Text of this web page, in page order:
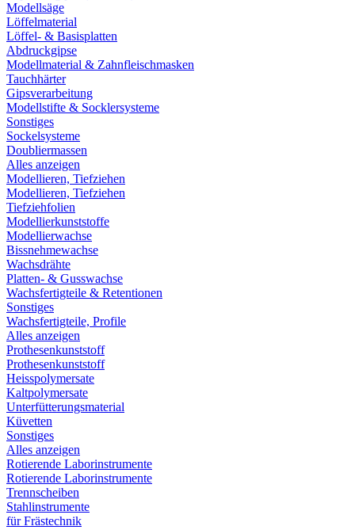
Modellsäge
Löffelmaterial
Löffel- & Basisplatten
Abdruckgipse
Modellmaterial & Zahnfleischmasken
Tauchhärter
Gipsverarbeitung
Modellstifte & Socklersysteme
Sonstiges
Sockelsysteme
Doubliermassen
Alles anzeigen
Modellieren, Tiefziehen
Modellieren, Tiefziehen
Tiefziehfolien
Modellierkunststoffe
Modellierwachse
Bissnehmewachse
Wachsdrähte
Platten- & Gusswachse
Wachsfertigteile & Retentionen
Sonstiges
Wachsfertigteile, Profile
Alles anzeigen
Prothesenkunststoff
Prothesenkunststoff
Heisspolymersate
Kaltpolymersate
Unterfütterungsmaterial
Küvetten
Sonstiges
Alles anzeigen
Rotierende Laborinstrumente
Rotierende Laborinstrumente
Trennscheiben
Stahlinstrumente
für Frästechnik